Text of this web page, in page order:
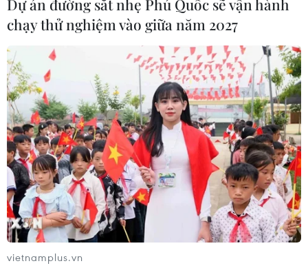
Dự án đường sắt nhẹ Phú Quốc sẽ vận hành
chạy thử nghiệm vào giữa năm 2027
vietnamplus.vn